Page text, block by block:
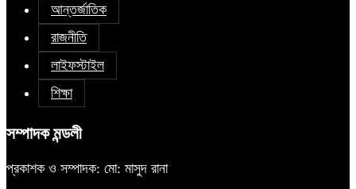
আন্তর্জাতিক
রাজনীতি
লাইফস্টাইল
শিক্ষা
সম্পাদক মন্ডলী
প্রকাশক ও সম্পাদক: মো: মাসুদ রানা